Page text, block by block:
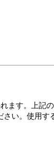
ます。上記
。使用す